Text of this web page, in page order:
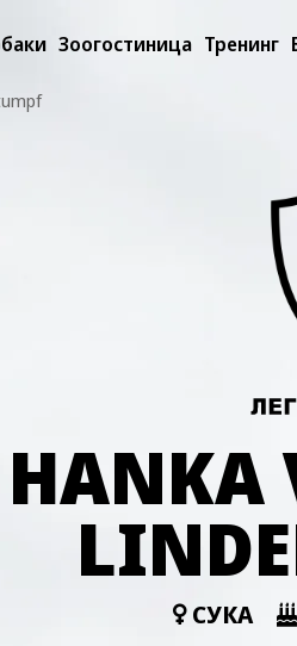
Зоогостиница Тренинг
HANKA
СУКА